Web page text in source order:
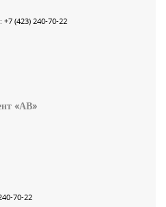
+7 (423) 240-70-22
«АВ»
70-22